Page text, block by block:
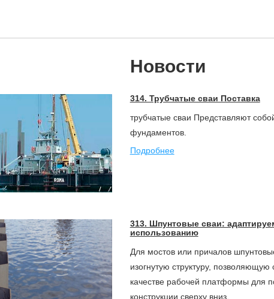
Новости
314. Трубчатые сваи Поставка
трубчатые сваи Представляют
фундаментов.
Подробнее
313. Шпунтовые сваи:
использованию
Для мостов или причалов
изогнутую структуру,
качестве рабочей платформы для
конструкции сверху вниз.